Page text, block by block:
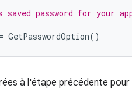
password for your
= GetPasswordOption()
à l'étape précédente